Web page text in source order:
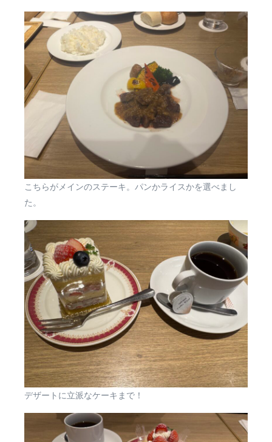
こちらがメインのステーキ。パンかライスかを選べまし
た。
デザートに立派なケーキまで！